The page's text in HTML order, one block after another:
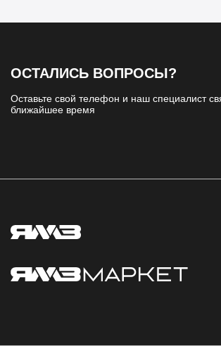
ОСТАЛИСЬ ВОПРОСЫ?
Оставьте свой телефон и наш специалист
ближайшее время
Контакты